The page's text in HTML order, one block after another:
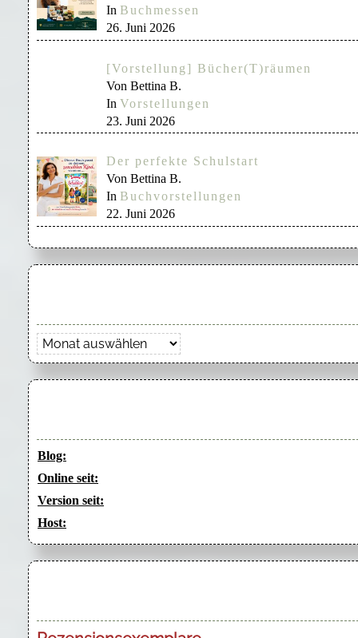
In Buchmessen
26. Juni 2026
[Vorstellung] Bücher(T)räumen
Von Bettina B.
In Vorstellungen
23. Juni 2026
Der perfekte Schulstart
Von Bettina B.
In Buchvorstellungen
22. Juni 2026
Archiv
Blog:
Online seit:
Version seit:
Host: